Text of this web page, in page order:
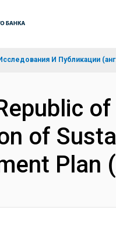
И Публикации
of
Plan